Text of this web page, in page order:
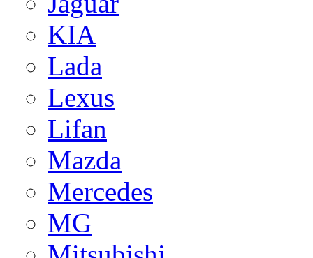
KIA
Lada
Lexus
Lifan
Mazda
Mercedes
MG